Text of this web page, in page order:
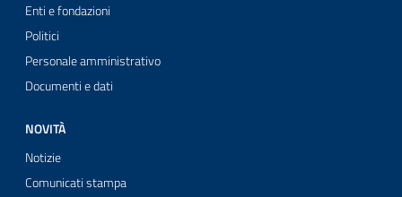
Enti e fondazioni
Politici
Personale amministrativo
Documenti e dati
NOVITÀ
Notizie
Comunicati stampa